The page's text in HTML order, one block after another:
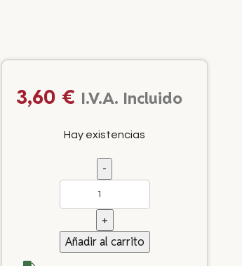
3,60 € I.V.A. Incluido
Hay existencias
Añadir al carrito